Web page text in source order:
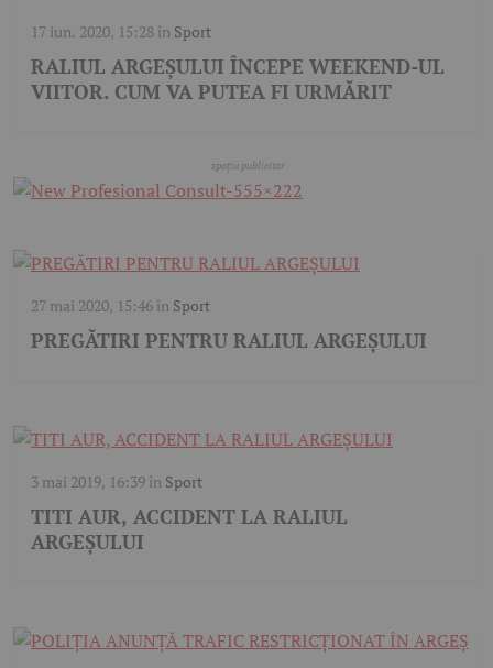
17 iun. 2020, 15:28 în Sport
RALIUL ARGEŞULUI ÎNCEPE WEEKEND-UL
VIITOR. CUM VA PUTEA FI URMĂRIT
27 mai 2020, 15:46 în Sport
PREGĂTIRI PENTRU RALIUL ARGEȘULUI
3 mai 2019, 16:39 în Sport
TITI AUR, ACCIDENT LA RALIUL
ARGEȘULUI